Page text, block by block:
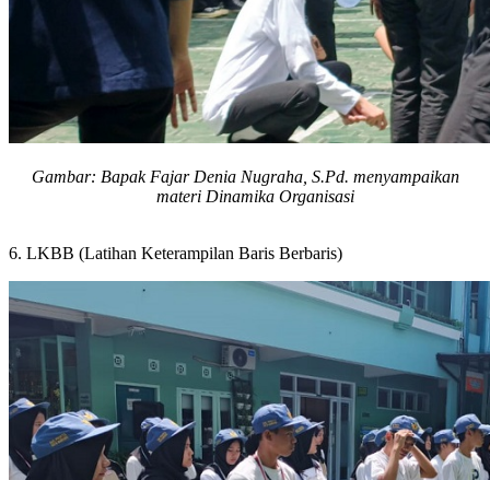
Gambar: Bapak Fajar Denia Nugraha, S.Pd. menyampaikan
materi Dinamika Organisasi
6. LKBB (Latihan Keterampilan Baris Berbaris)